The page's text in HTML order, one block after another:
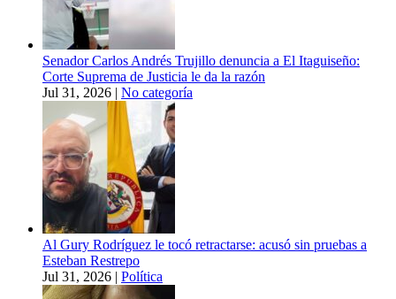
Senador Carlos Andrés Trujillo denuncia a El Itaguiseño:
Corte Suprema de Justicia le da la razón
Jul 31, 2026 | No categoría
Al Gury Rodríguez le tocó retractarse: acusó sin pruebas a
Esteban Restrepo
Jul 31, 2026 | Política